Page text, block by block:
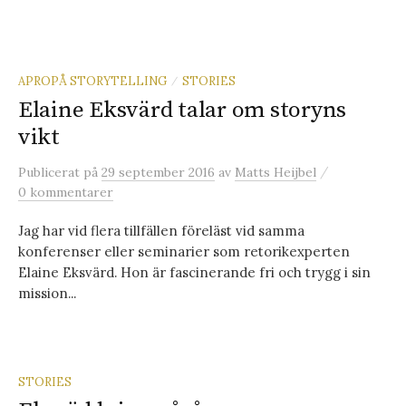
APROPÅ STORYTELLING / STORIES
Elaine Eksvärd talar om storyns
vikt
Publicerat på 29 september 2016 av Matts Heijbel /
0 kommentarer
Jag har vid flera tillfällen föreläst vid samma
konferenser eller seminarier som retorikexperten
Elaine Eksvärd. Hon är fascinerande fri och trygg i sin
mission...
STORIES